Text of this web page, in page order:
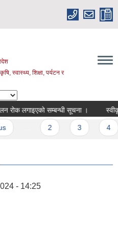
स्वास्थ्य, शिक्षा, पर्यटन र
सम्बन्धी सूचना । स्वीकृत
…
- 14:25